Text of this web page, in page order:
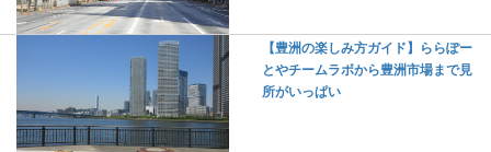
【豊洲の楽しみ方ガイド】ららぽー
とやチームラボから豊洲市場まで見
所がいっぱい